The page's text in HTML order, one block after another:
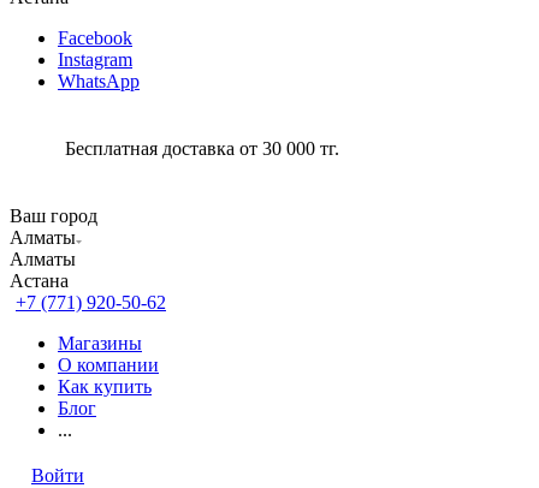
Facebook
Instagram
WhatsApp
Бесплатная доставка от 30 000 тг.
Ваш город
Алматы
Алматы
Астана
+7 (771) 920-50-62
Магазины
О компании
Как купить
Блог
...
Войти